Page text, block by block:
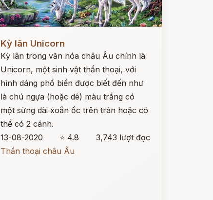
Kỳ lân Unicorn
Kỳ lân trong văn hóa châu Âu chính là
Unicorn, một sinh vật thần thoại, với
hình dáng phổ biến được biết đến như
là chú ngựa (hoặc dê) màu trắng có
một sừng dài xoắn ốc trên trán hoặc có
thể có 2 cánh.
13-08-2020
⭐ 4.8
3,743 lượt đọc
Thần thoại châu Âu